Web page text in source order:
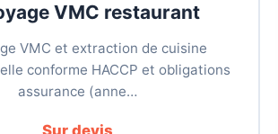
VMC restaurant
VMC et extraction de cuisine
conforme HACCP et obligations
assurance (anne…